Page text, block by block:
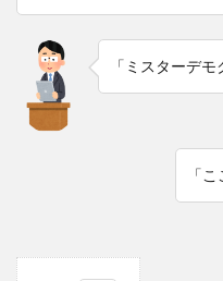
「ミスターデ
「